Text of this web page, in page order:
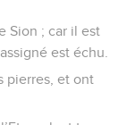
Sion ; car il est
est échu.
pierres, et ont